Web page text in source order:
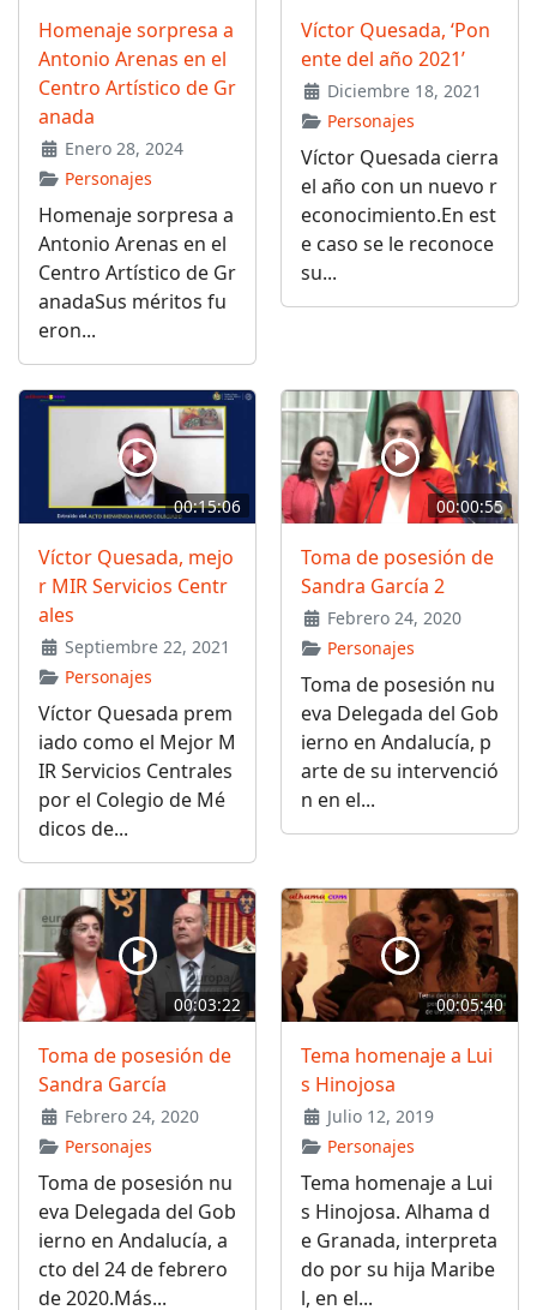
Homenaje sorpresa a
Antonio Arenas en el
Centro Artístico de Gr
anada
Enero 28, 2024
Personajes
Homenaje sorpresa a
Antonio Arenas en el
Centro Artístico de Gr
anadaSus méritos fu
eron...
Víctor Quesada, ‘Pon
ente del año 2021’
Diciembre 18, 2021
Personajes
Víctor Quesada cierra
el año con un nuevo r
econocimiento.En est
e caso se le reconoce
su...
00:15:06
Víctor Quesada, mejo
r MIR Servicios Centr
ales
Septiembre 22, 2021
Personajes
Víctor Quesada prem
iado como el Mejor M
IR Servicios Centrales
por el Colegio de Mé
dicos de...
00:00:55
Toma de posesión de
Sandra García 2
Febrero 24, 2020
Personajes
Toma de posesión nu
eva Delegada del Gob
ierno en Andalucía, p
arte de su intervenció
n en el...
00:03:22
Toma de posesión de
Sandra García
Febrero 24, 2020
Personajes
Toma de posesión nu
eva Delegada del Gob
ierno en Andalucía, a
cto del 24 de febrero
de 2020.Más...
00:05:40
Tema homenaje a Lui
s Hinojosa
Julio 12, 2019
Personajes
Tema homenaje a Lui
s Hinojosa. Alhama d
e Granada, interpreta
do por su hija Maribe
l, en el...